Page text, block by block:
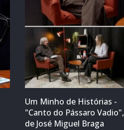
Um Minho de Histórias -
"Canto do Pássaro Vadio",
de José Miguel Braga